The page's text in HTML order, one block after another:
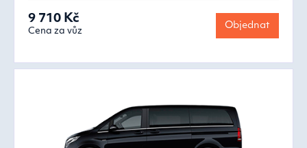
9 710 Kč
Cena za vůz
Objednat